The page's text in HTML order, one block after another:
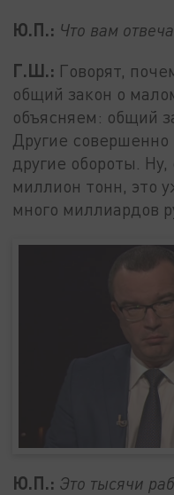
Ю.П.: Что вам
Г.Ш.: Говорят,
общий закон о
объясняем: общий
Другие
другие обороты.
миллион тонн, это
много миллиардов
Ю.П.: Это тысячи